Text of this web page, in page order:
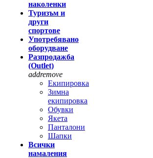
наколенки
Туризъм и
други
спортове
Употребявано
оборудване
Разпродажба
(Outlet)
addremove
Екипировка
Зимна
екипировка
Обувки
Якета
Панталони
Шапки
Всички
намаления